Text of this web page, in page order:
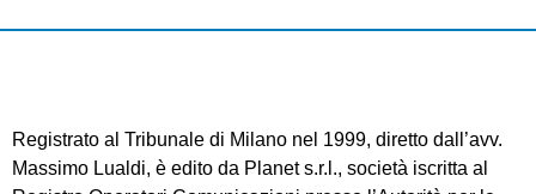
Registrato al Tribunale di Milano nel 1999, diretto dall’avv.
Massimo Lualdi, è edito da Planet s.r.l., società iscritta al